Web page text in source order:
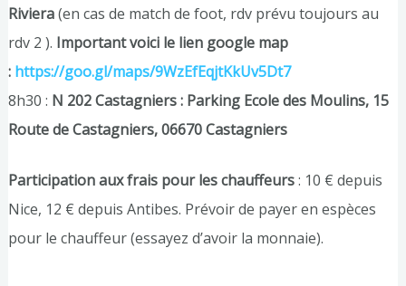
Riviera(en cas de match de foot, rdv prévu toujours au
rdv 2 ). Important voici le lien google map
: https://goo.gl/maps/9WzEfEqjtKkUv5Dt7
8h30 : N 202 Castagniers : Parking Ecole des Moulins, 15
Route de Castagniers, 06670 Castagniers
Participation aux frais pour les chauffeurs: 10 € depuis
Nice, 12 € depuis Antibes. Prévoir de payer en espèces
pour le chauffeur (essayez d’avoir la monnaie).